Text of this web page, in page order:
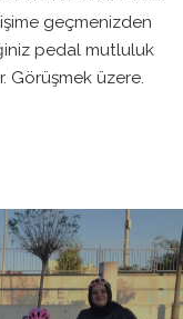
geçmenizden
pedal mutluluk
Görüşmek üzere.